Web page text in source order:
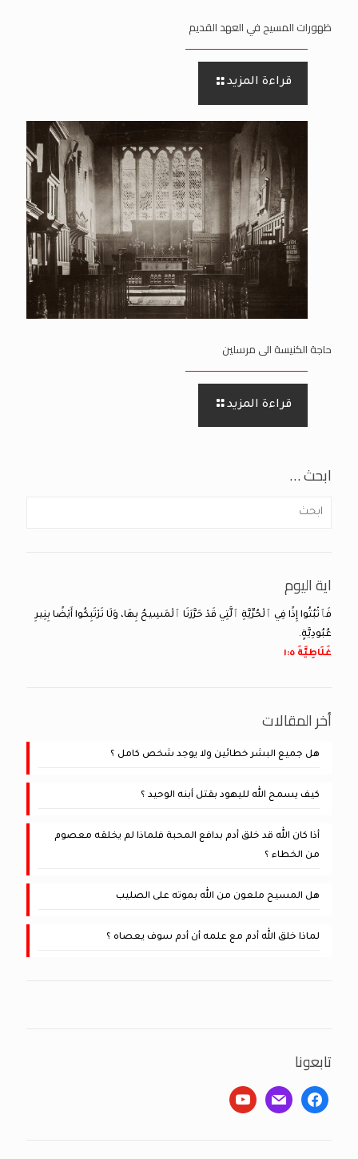
ظهورات المسيح في العهد القديم
قراءة المزيد
حاجة الكنيسة الى مرسلين
قراءة المزيد
ابحث …
اية اليوم
فَٱثْبُتُوا إِذًا فِي ٱلْحُرِّيَّةِ ٱلَّتِي قَدْ حَرَّرَنَا ٱلْمَسِيحُ بِهَا، وَلَا تَرْتَبِكُوا أَيْضًا بِنِيرِ
عُبُودِيَّةٍ.
غَلَاطِيَّةَ ٥:‏١
أخر المقالات
هل جميع البشر خطائين ولا يوجد شخص كامل ؟
كيف يسمح الله لليهود بقتل أبنه الوحيد ؟
أذا كان الله قد خلق أدم بدافع المحبة فلماذا لم يخلقه معصوم
من الخطاء ؟
هل المسيح ملعون من الله بموته على الصليب
لماذا خلق الله أدم مع علمه أن أدم سوف يعصاه ؟
تابعونا
facebook
mail
youtube